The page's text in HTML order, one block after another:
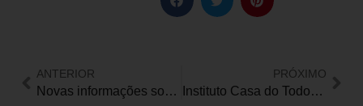
ANTERIOR
Novas informações sobre teto do ICMS/PcD
PRÓXIMO
Instituto Casa do Todos traz Julieta Jerusalinsky para debater a borda entre a fantasia e a realidade